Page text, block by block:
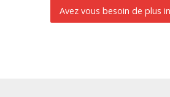
Avez vous besoin de plus